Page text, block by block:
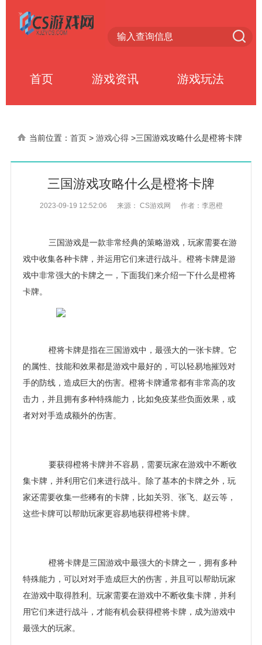
首页 游戏资讯 游戏玩法
当前位置： 首页 > 游戏心得 >三国游戏攻略什么是橙将卡牌
三国游戏攻略什么是橙将卡牌
2023-09-19 12:52:06 来源： CS游戏网 作者：李恩橙
三国游戏是一款非常经典的策略游戏，玩家需要在游
戏中收集各种卡牌，并运用它们来进行战斗。橙将卡牌是游
戏中非常强大的卡牌之一，下面我们来介绍一下什么是橙将
卡牌。
橙将卡牌是指在三国游戏中，最强大的一张卡牌。它
的属性、技能和效果都是游戏中最好的，可以轻易地摧毁对
手的防线，造成巨大的伤害。橙将卡牌通常都有非常高的攻
击力，并且拥有多种特殊能力，比如免疫某些负面效果，或
者对对手造成额外的伤害。
要获得橙将卡牌并不容易，需要玩家在游戏中不断收
集卡牌，并利用它们来进行战斗。除了基本的卡牌之外，玩
家还需要收集一些稀有的卡牌，比如关羽、张飞、赵云等，
这些卡牌可以帮助玩家更容易地获得橙将卡牌。
橙将卡牌是三国游戏中最强大的卡牌之一，拥有多种
特殊能力，可以对对手造成巨大的伤害，并且可以帮助玩家
在游戏中取得胜利。玩家需要在游戏中不断收集卡牌，并利
用它们来进行战斗，才能有机会获得橙将卡牌，成为游戏中
最强大的玩家。